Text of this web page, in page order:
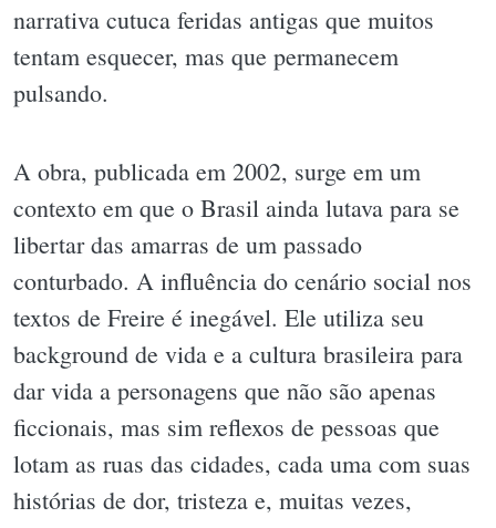
narrativa cutuca feridas antigas que muitos
tentam esquecer, mas que permanecem
pulsando.
A obra, publicada em 2002, surge em um
contexto em que o Brasil ainda lutava para se
libertar das amarras de um passado
conturbado. A influência do cenário social nos
textos de Freire é inegável. Ele utiliza seu
background de vida e a cultura brasileira para
dar vida a personagens que não são apenas
ficcionais, mas sim reflexos de pessoas que
lotam as ruas das cidades, cada uma com suas
histórias de dor, tristeza e, muitas vezes,